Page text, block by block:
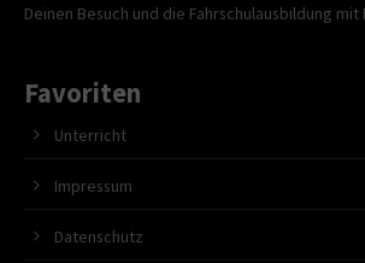
Deinen Besuch und die Fahrschulausbildung mit
Favoriten
Unterricht
Impressum
Datenschutz